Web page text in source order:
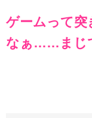
ゲームって突
なぁ……ま